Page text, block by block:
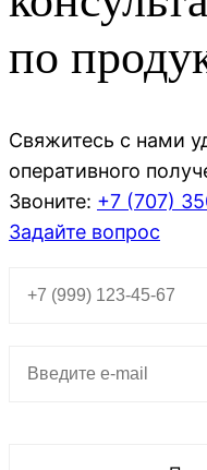
по
Свяжитесь с нами
оперативного
Звоните: +7 (707)
Задайте вопрос